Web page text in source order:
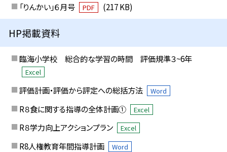
「りんかい」６月号
PDF (217 KB)
HP掲載資料
臨海小学校 総合的な学習の時間 評価規準３~6年
Excel
評価計画・評価から評定への総括方法 Word
R８食に関する指導の全体計画① Excel
R８学力向上アクションプラン Excel
R8人権教育年間指導計画 Word